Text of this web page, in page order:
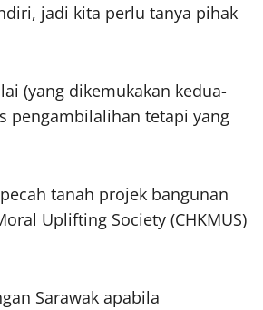
jadi kita perlu tanya pihak
(yang dikemukakan kedua-
pengambilalihan tetapi yang
tanah projek bangunan
Uplifting Society (CHKMUS)
Sarawak apabila